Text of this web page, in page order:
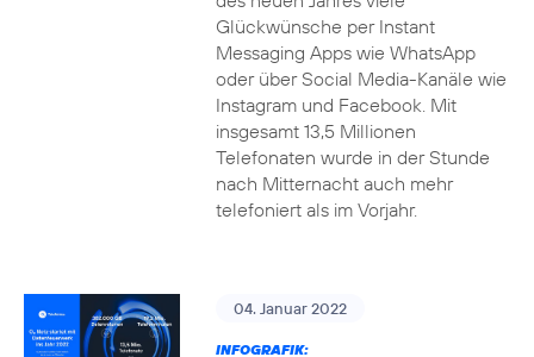
Glückwünsche per Instant
Messaging Apps wie WhatsApp
oder über Social Media-Kanäle wie
Instagram und Facebook. Mit
insgesamt 13,5 Millionen
Telefonaten wurde in der Stunde
nach Mitternacht auch mehr
telefoniert als im Vorjahr.
04. Januar 2022
INFOGRAFIK: